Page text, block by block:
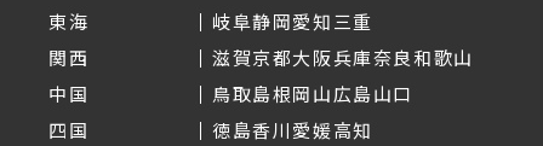
東海
岐阜静岡愛知三重
関西
滋賀京都大阪兵庫奈良和歌山
中国
鳥取島根岡山広島山口
四国
徳島香川愛媛高知